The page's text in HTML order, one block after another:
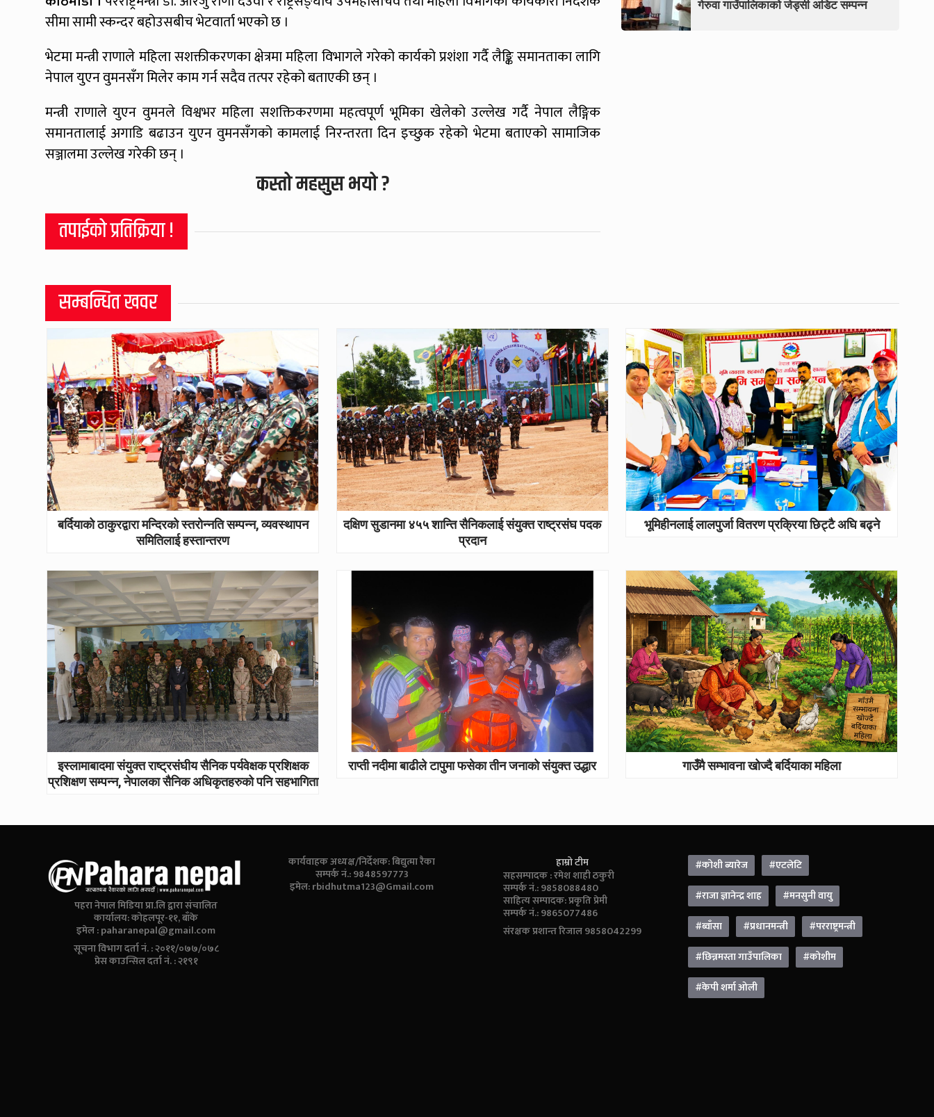
सीमा सामी स्कन्दर बहोउसबीच भेटवार्ता भएको छ ।
भेटमा मन्त्री राणाले महिला सशक्तीकरणका क्षेत्रमा महिला विभागले गरेको कार्यको प्रशंशा गर्दै लैङ्कि समानताका लागि
नेपाल युएन वुमनसँग मिलेर काम गर्न सदैव तत्पर रहेको बताएकी छन् ।
मन्त्री राणाले युएन वुमनले विश्वभर महिला सशक्तिकरणमा महत्वपूर्ण भूमिका खेलेको उल्लेख गर्दै नेपाल लैङ्गिक
समानतालाई अगाडि बढाउन युएन वुमनसँगको कामलाई निरन्तरता दिन इच्छुक रहेको भेटमा बताएको सामाजिक
सञ्जालमा उल्लेख गरेकी छन् ।
कस्तो महसुस भयो ?
तपाईको प्रतिक्रिया !
गेरुवा गाउँपालिकाको जेड्सी अडिट सम्पन्न
सम्बन्धित खवर
बर्दियाको ठाकुरद्वारा मन्दिरको स्तरोन्नति सम्पन्न, व्यवस्थापन
समितिलाई हस्तान्तरण
दक्षिण सुडानमा ४५५ शान्ति सैनिकलाई संयुक्त राष्ट्रसंघ पदक
प्रदान
भूमिहीनलाई लालपुर्जा वितरण प्रक्रिया छिट्टै अघि बढ्ने
इस्लामाबादमा संयुक्त राष्ट्रसंघीय सैनिक पर्यवेक्षक प्रशिक्षक
प्रशिक्षण सम्पन्न, नेपालका सैनिक अधिकृतहरुको पनि सहभागिता
राप्ती नदीमा बाढीले टापुमा फसेका तीन जनाको संयुक्त उद्धार गाउँमै सम्भावना खोज्दै बर्दियाका महिला
पहरा नेपाल मिडिया प्रा.लि द्वारा संचालित
कार्यालय: कोहलपूर-११, बाँके
इमेल :paharanepal@gmail.com
सूचना विभाग दर्ता नं. : २०११/०७७/०७८
प्रेस काउन्सिल दर्ता नं. : २१९१
कार्यवाहक अध्यक्ष/निर्देशक: बिद्युत्मा रैका
सम्पर्क नं.: 9848597773
इमेल:rbidhutma123@Gmail.com
हाम्रो टीम
सहसम्पादक : रमेश शाही ठकुरी
सम्पर्क नं.: 9858088480
साहित्य सम्पादक: प्रकृति प्रेमी
सम्पर्क नं.: 9865077486
संरक्षक प्रशान्त रिजाल 9858042299
#कोशी ब्यारेज
#एटलेटि
#राजा ज्ञानेन्द्र शाह
#मनसुनी वायु
#ब्वाँसा
#प्रधानमन्त्री
#परराष्ट्रमन्त्री
#छिन्नमस्ता गाउँपालिका
#कोशीम
#केपी शर्मा ओली